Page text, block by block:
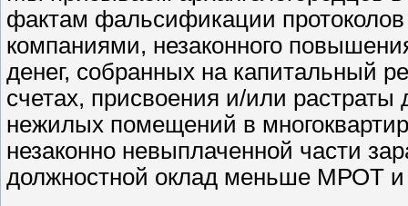
фактам фальсификации
компаниями, незаконного
денег, собранных на капитальный
счетах, присвоения и/или
нежилых помещений в
незаконно невыплаченной части
должностной оклад меньше МРОТ